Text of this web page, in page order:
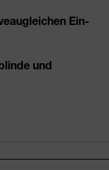
Ein-
und